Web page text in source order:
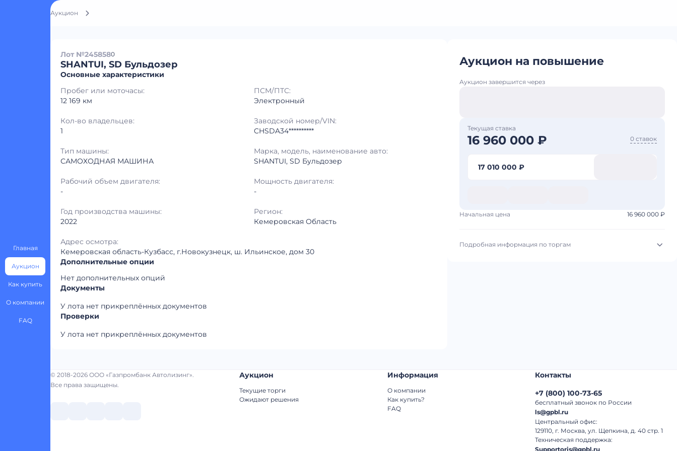
Главная
Аукцион
Как купить
О компании
FAQ
Аукцион
Лот №2458580
SHANTUI, SD Бульдозер
Основные характеристики
Пробег или моточасы:
12 169 км
ПСМ/ПТС:
Электронный
Кол-во владельцев:
1
Заводской номер/VIN:
CHSDA34**********
Тип машины:
САМОХОДНАЯ МАШИНА
Марка, модель, наименование авто:
SHANTUI, SD Бульдозер
Рабочий объем двигателя:
-
Мощность двигателя:
-
Год производства машины:
2022
Регион:
Кемеровская Область
Адрес осмотра:
Кемеровская область-Кузбасс, г.Новокузнецк, ш. Ильинское, дом 30
Дополнительные опции
Нет дополнительных опций
Документы
У лота нет прикреплённых документов
Проверки
У лота нет прикреплённых документов
Аукцион на повышение
Аукцион завершится через
Текущая ставка
16 960 000 ₽ 0 ставок
17 010 000 ₽
Начальная цена 16 960 000 ₽
Подробная информация по торгам
-
Кемеровская Область
© 2018-2026 ООО «Газпромбанк Автолизинг».
Все права защищены.
Аукцион
Текущие торги
Ожидают решения
Информация
О компании
Как купить?
FAQ
Контакты
+7 (800) 100-73-65
бесплатный звонок по России
ls@gpbl.ru
Центральный офис:
129110, г. Москва, ул. Щепкина, д. 40 стр. 1
Техническая поддержка:
Supportoris@gpbl.ru